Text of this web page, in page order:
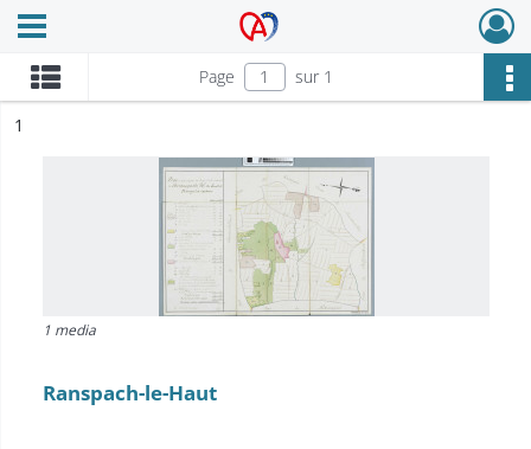
Archives Alsace - Colmar
Ouvrir le menu déroulant
Page sur 1
n°
1
1 media
Ranspach-le-Haut